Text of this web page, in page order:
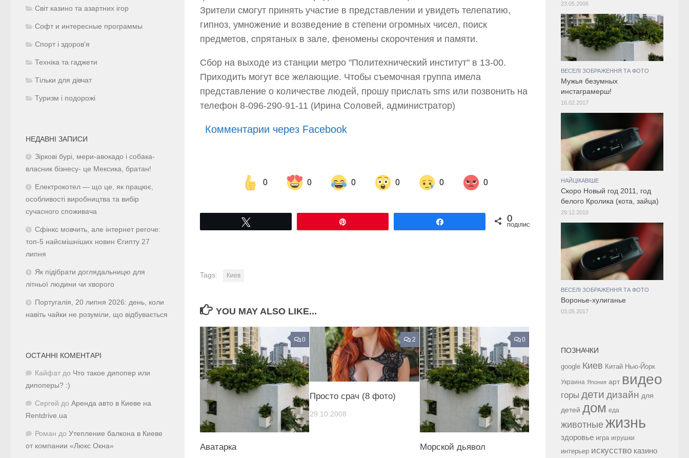
Зрители смогут принять участие в представлении и увидеть телепатию,
гипноз, умножение и возведение в степени огромных чисел, поиск
предметов, спрятаных в зале, феномены скорочтения и памяти.
Сбор на выходе из станции метро "Политехнический институт" в 13-00.
Приходить могут все желающие. Чтобы съемочная группа имела
представление о количестве людей, прошу прислать sms или позвонить на
телефон 8-096-290-91-11 (Ирина Соловей, администратор)
Комментарии через Facebook
0 0 0 0 0 0
Share on Facebook Share on LinkedIn Share on Twitter 0
ПОДІЛИСЬ
Tags: Киев
YOU MAY ALSO LIKE...
0
Аватарка
2
Просто срач (8 фото)
29.10.2008
0
Морской дьявол
Світ казино та азартних ігор
Софт и интересные программы
Спорт і здоров'я
Техніка та гаджети
Тільки для дівчат
Туризм і подорожі
НЕДАВНІ ЗАПИСИ
Зіркові бурі, мери-авокадо і собака-
власник бізнесу- це Мексика, братан!
Електрокотел — що це, як працює,
особливості виробництва та вибір
сучасного споживача
Сфінкс мовчить, але інтернет регоче:
топ-5 найсмішніших новин Єгипту 27
липня
Як підібрати доглядальницю для
літньої людини чи хворого
Португалія, 20 липня 2026: день, коли
навіть чайки не розуміли, що відбувається
ОСТАННІ КОМЕНТАРІ
Кайфат до Что такое дипопер или
дипоперы? :)
Сергей до Аренда авто в Киеве на
Rentdrive.ua
Роман до Утепление балкона в Киеве
от компании «Люкс Окна»
23.05.2006
ВЕСЕЛІ ЗОБРАЖЕННЯ ТА ФОТО
Мужья безумных
инстаграмерш!
16.02.2017
НАЙЦІКАВІШЕ
Скоро Новый год 2011, год
белого Кролика (кота, зайца)
29.12.2010
ВЕСЕЛІ ЗОБРАЖЕННЯ ТА ФОТО
Воронье-хулиганье
03.05.2017
ПОЗНАЧКИ
google Киев Китай Нью-Йорк
Украина Япония арт видео
горы дети дизайн для
детей дом еда
животные жизнь
здоровье игра игрушки
интерьер искусство казино